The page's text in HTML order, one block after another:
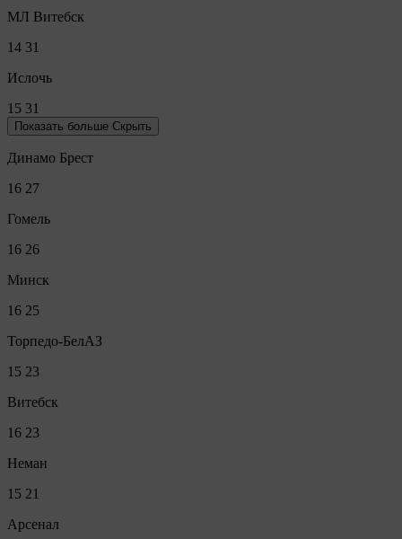
МЛ Витебск
14 31
Ислочь
15 31
Показать больше Скрыть
Динамо Брест
16 27
Гомель
16 26
Минск
16 25
Торпедо-БелАЗ
15 23
Витебск
16 23
Неман
15 21
Арсенал